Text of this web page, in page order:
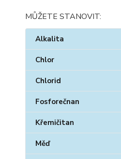
MŮŽETE STANOVIT:
Alkalita
Chlor
Chlorid
Fosforečnan
Křemičitan
Měď